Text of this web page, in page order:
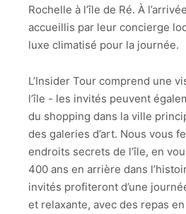
Rochelle à l’île de Ré. À
accueillis par leur concierge
luxe climatisé pour la journée.
L’Insider Tour comprend une
l’île - les invités peuvent
du shopping dans la ville
des galeries d’art. Nous vous
endroits secrets de l’île, en
400 ans en arrière dans
invités profiteront d’une
et relaxante, avec des repas